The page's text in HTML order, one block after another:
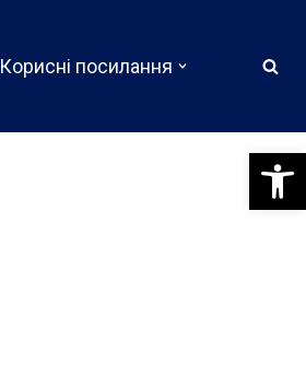
Корисні посилання